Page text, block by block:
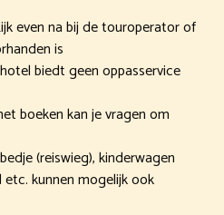
even na bij de touroperator of
is
biedt geen oppasservice
boeken kan je vragen om
(reiswieg), kinderwagen
kunnen mogelijk ook